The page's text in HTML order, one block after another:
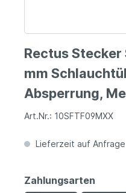
Rectus Stecker
mm
Absperrung,
Art.Nr.: 10SFTF09MXX
Lieferzeit auf Anfrage
Zahlungsarten